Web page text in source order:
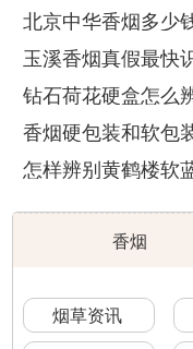
香烟
烟草资讯